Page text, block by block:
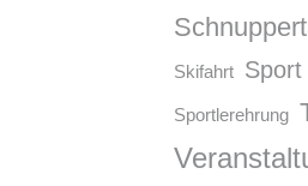
Skifahrt Sport
Sportlerehrung